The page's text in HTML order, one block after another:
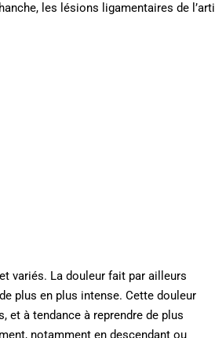
les lésions ligamentaires de
variés. La douleur fait par ailleurs
plus en plus intense. Cette douleur
et à tendance à reprendre de plus
notamment en descendant ou